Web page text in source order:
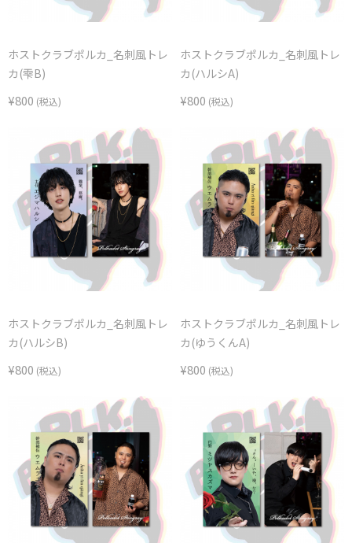
ホストクラブポルカ_名刺風トレ
カ(雫B)
¥800 (税込)
ホストクラブポルカ_名刺風トレ
カ(ハルシA)
¥800 (税込)
ホストクラブポルカ_名刺風トレ
カ(ハルシB)
¥800 (税込)
ホストクラブポルカ_名刺風トレ
カ(ゆうくんA)
¥800 (税込)